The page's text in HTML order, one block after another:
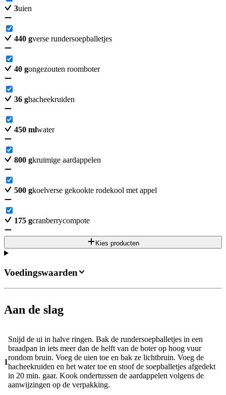
3uien
440 gverse rundersoepballetjes
40 gongezouten roomboter
36 ghacheekruiden
450 mlwater
800 gkruimige aardappelen
500 gkoelverse gekookte rodekool met appel
175 gcranberrycompote
Kies producten
Aan de slag
1
Snijd de ui in halve ringen. Bak de rundersoepballetjes in een
braadpan in iets meer dan de helft van de boter op hoog vuur
rondom bruin. Voeg de uien toe en bak ze lichtbruin. Voeg de
hacheekruiden en het water toe en stoof de soepballetjes afgedekt
in 20 min. gaar. Kook ondertussen de aardappelen volgens de
aanwijzingen op de verpakking.
Voedingswaarden